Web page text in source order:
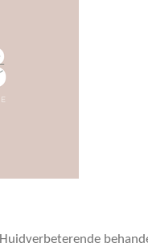
Huidverbeterende